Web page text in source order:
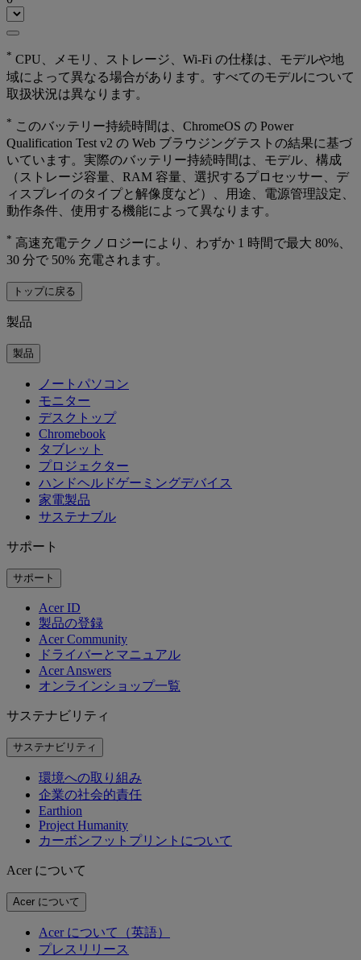
* CPU、メモリ、ストレージ、Wi-Fi の仕様は、モデルや地
域によって異なる場合があります。すべてのモデルについて
取扱状況は異なります。
* このバッテリー持続時間は、ChromeOS の Power
Qualification Test v2 の Web ブラウジングテストの結果に基づ
いています。実際のバッテリー持続時間は、モデル、構成
（ストレージ容量、RAM 容量、選択するプロセッサー、デ
ィスプレイのタイプと解像度など）、用途、電源管理設定、
動作条件、使用する機能によって異なります。
* 高速充電テクノロジーにより、わずか 1 時間で最大 80%、
30 分で 50% 充電されます。
トップに戻る
製品
製品
ノートパソコン
モニター
デスクトップ
Chromebook
タブレット
プロジェクター
ハンドヘルドゲーミングデバイス
家電製品
サステナブル
サポート
サポート
Acer ID
製品の登録
Acer Community
ドライバーとマニュアル
Acer Answers
オンラインショップ一覧
サステナビリティ
サステナビリティ
環境への取り組み
企業の社会的責任
Earthion
Project Humanity
カーボンフットプリントについて
Acer について
Acer について
Acer について（英語）
プレスリリース